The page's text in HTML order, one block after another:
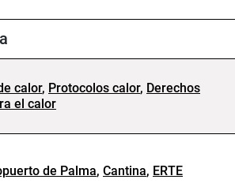
calor, Protocolos calor, Derechos
el calor
de Palma, Cantina, ERTE